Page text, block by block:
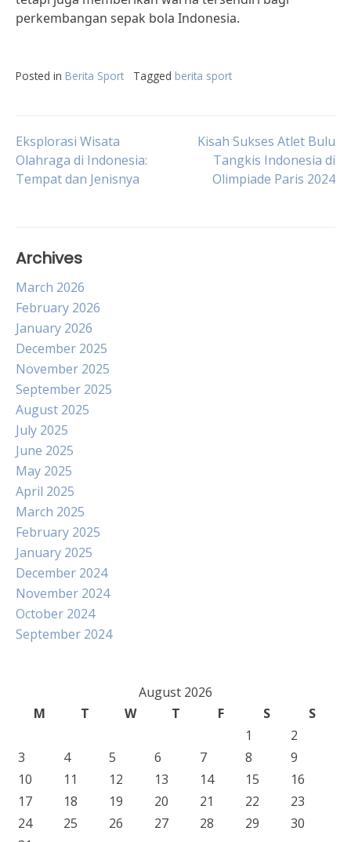
perkembangan sepak bola Indonesia.
Posted in Berita Sport Tagged berita sport
Post
navigation
Eksplorasi Wisata
Olahraga di Indonesia:
Tempat dan Jenisnya
Kisah Sukses Atlet Bulu
Tangkis Indonesia di
Olimpiade Paris 2024
Archives
March 2026
February 2026
January 2026
December 2025
November 2025
September 2025
August 2025
July 2025
June 2025
May 2025
April 2025
March 2025
February 2025
January 2025
December 2024
November 2024
October 2024
September 2024
August 2026
M
T W T F S
S
1
2
3
4 5 6 7 8
9
10
11 12 13 14 15
16
17
18 19 20 21 22
23
24
25 26 27 28 29
30